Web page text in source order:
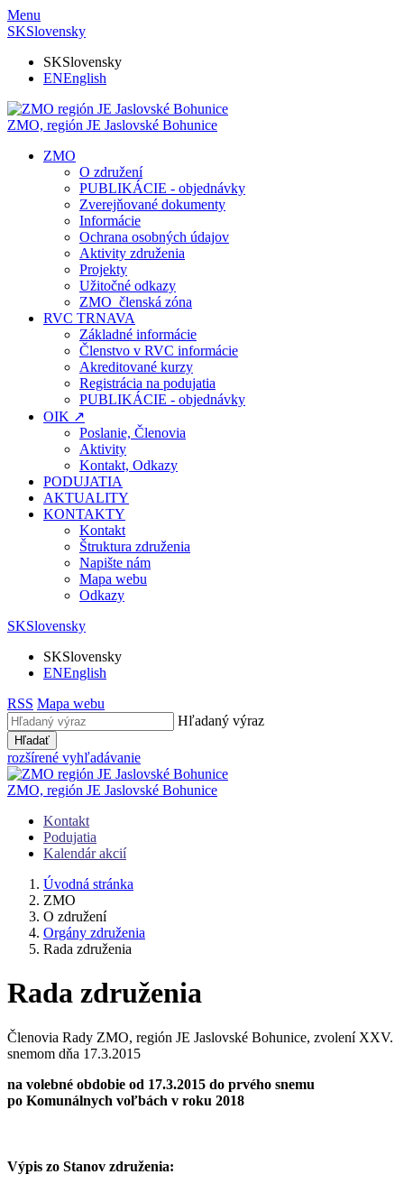
Menu
SKSlovensky
SKSlovensky
ENEnglish
ZMO, región JE Jaslovské Bohunice
ZMO
O združení
PUBLIKÁCIE - objednávky
Zverejňované dokumenty
Informácie
Ochrana osobných údajov
Aktivity združenia
Projekty
Užitočné odkazy
ZMO_členská zóna
RVC TRNAVA
Základné informácie
Členstvo v RVC informácie
Akreditované kurzy
Registrácia na podujatia
PUBLIKÁCIE - objednávky
OIK ↗
Poslanie, Členovia
Aktivity
Kontakt, Odkazy
PODUJATIA
AKTUALITY
KONTAKTY
Kontakt
Štruktura združenia
Napište nám
Mapa webu
Odkazy
SKSlovensky
SKSlovensky
ENEnglish
RSS Mapa webu
Hľadaný výraz
Hľadať
rozšírené vyhľadávanie
ZMO, región JE Jaslovské Bohunice
Kontakt
Podujatia
Kalendár akcií
Úvodná stránka
ZMO
O združení
Orgány združenia
Rada združenia
Rada združenia
Členovia Rady ZMO, región JE Jaslovské Bohunice, zvolení XXV.
snemom dňa 17.3.2015
na volebné obdobie od 17.3.2015 do prvého snemu
po Komunálnych voľbách v roku 2018
Výpis zo Stanov združenia: